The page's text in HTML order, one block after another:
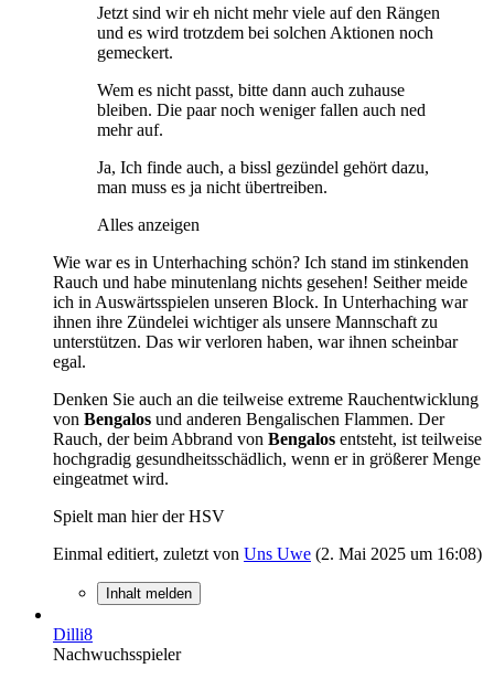
Jetzt sind wir eh nicht mehr viele auf den Rängen
und es wird trotzdem bei solchen Aktionen noch
gemeckert.
Wem es nicht passt, bitte dann auch zuhause
bleiben. Die paar noch weniger fallen auch ned
mehr auf.
Ja, Ich finde auch, a bissl gezündel gehört dazu,
man muss es ja nicht übertreiben.
Alles anzeigen
Wie war es in Unterhaching schön? Ich stand im stinkenden
Rauch und habe minutenlang nichts gesehen! Seither meide
ich in Auswärtsspielen unseren Block. In Unterhaching war
ihnen ihre Zündelei wichtiger als unsere Mannschaft zu
unterstützen. Das wir verloren haben, war ihnen scheinbar
egal.
Denken Sie auch an die teilweise extreme Rauchentwicklung
von Bengalos und anderen Bengalischen Flammen. Der
Rauch, der beim Abbrand von Bengalos entsteht, ist teilweise
hochgradig gesundheitsschädlich, wenn er in größerer Menge
eingeatmet wird.
Spielt man hier der HSV
Einmal editiert, zuletzt von Uns Uwe (2. Mai 2025 um 16:08)
Inhalt melden
Dilli8
Nachwuchsspieler